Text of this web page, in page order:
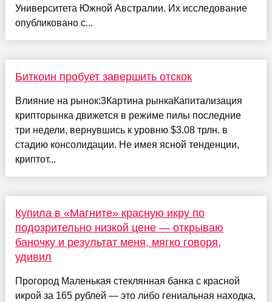
Университета Южной Австралии. Их исследование
опубликовано с...
Биткоин пробует завершить отскок
Влияние на рынок:3Картина рынкаКапитализация
крипторынка движется в режиме пилы последние
три недели, вернувшись к уровню $3.08 трлн. в
стадию консолидации. Не имея ясной тенденции,
криптот...
Купила в «Магните» красную икру по
подозрительно низкой цене — открываю
баночку и результат меня, мягко говоря,
удивил
Прогород Маленькая стеклянная банка с красной
икрой за 165 рублей — это либо гениальная находка,